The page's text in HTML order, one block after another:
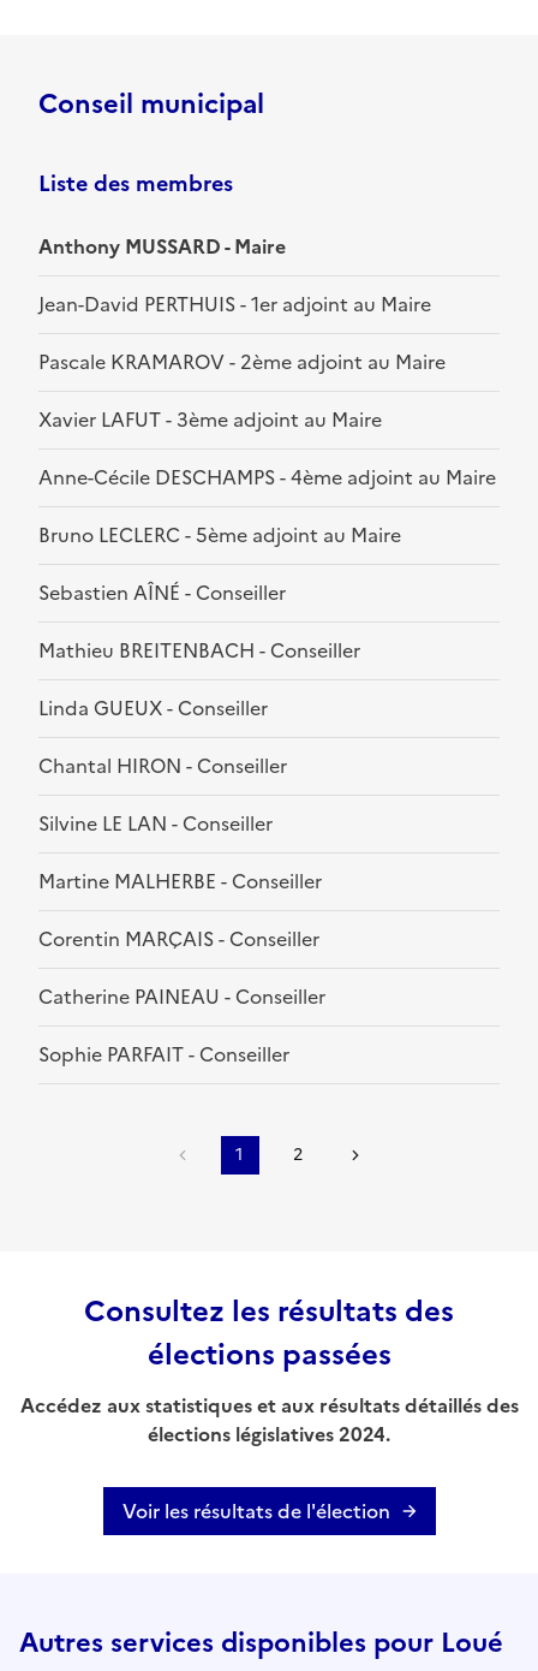
Conseil municipal
Liste des membres
Anthony MUSSARD - Maire
Jean-David PERTHUIS - 1er adjoint au Maire
Pascale KRAMAROV - 2ème adjoint au Maire
Xavier LAFUT - 3ème adjoint au Maire
Anne-Cécile DESCHAMPS - 4ème adjoint au Maire
Bruno LECLERC - 5ème adjoint au Maire
Sebastien AÎNÉ - Conseiller
Mathieu BREITENBACH - Conseiller
Linda GUEUX - Conseiller
Chantal HIRON - Conseiller
Silvine LE LAN - Conseiller
Martine MALHERBE - Conseiller
Corentin MARÇAIS - Conseiller
Catherine PAINEAU - Conseiller
Sophie PARFAIT - Conseiller
1 2
Consultez les résultats des
élections passées
Accédez aux statistiques et aux résultats détaillés des
élections législatives 2024.
Voir les résultats de l'élection
Autres services disponibles pour Loué